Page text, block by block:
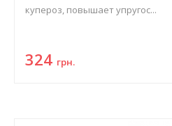
купероз, повышает упругос...
324 грн.